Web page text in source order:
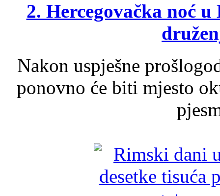
2. Hercegovačka noć
Nakon uspješne
ponovno će biti mjesto